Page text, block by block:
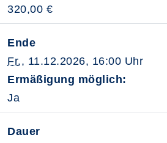
320,00 €
Ende
Fr., 11.12.2026, 16:00 Uhr
Ermäßigung möglich:
Ja
Dauer